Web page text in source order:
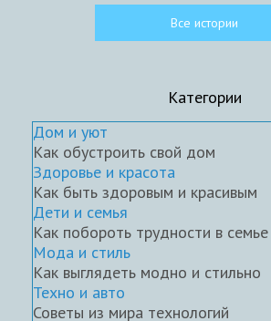
Все истории
Категории
Дом и уют
Как обустроить свой дом
Здоровье и красота
Как быть здоровым и красивым
Дети и семья
Как побороть трудности в семье
Мода и стиль
Как выглядеть модно и стильно
Техно и авто
Советы из мира технологий